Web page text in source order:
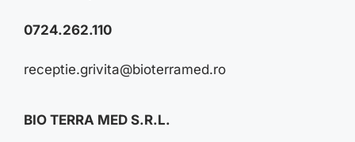
0724.262.110
receptie.grivita@bioterramed.ro
BIO TERRA MED S.R.L.